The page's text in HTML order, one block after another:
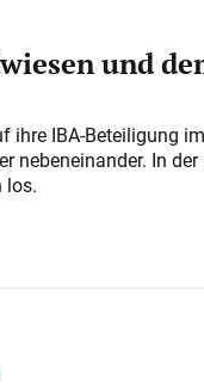
und
ihre IBA-Beteiligung
nebeneinander. In
los.